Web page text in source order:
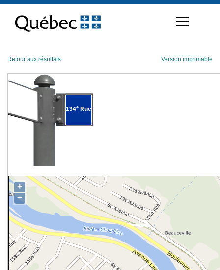
contenu
Retour aux résultats Version imprimable
134e Rue
+
−